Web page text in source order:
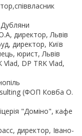
директор, Львів
директор, Київ
юрист, Львів
Vlad, DP TRK Vlad,
(ФОП Ковба О.
"Доміно", кафе
директор, Івано-